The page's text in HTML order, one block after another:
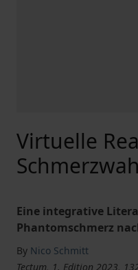
Virtuelle
Eine integrative
Phantomschmerz
By Nico Schmitt
Tectum, 1. Edition 2023,